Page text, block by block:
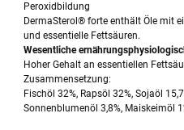
Peroxidbildung
DermaSterol® forte enthält Öle mit
und essentielle Fettsäuren.
Wesentliche
Hoher Gehalt an essentiellen
Zusammensetzung:
Fischöl 32%, Rapsöl 32%, Sojaöl
Sonnenblumenöl 3,8%, Maiskeimöl